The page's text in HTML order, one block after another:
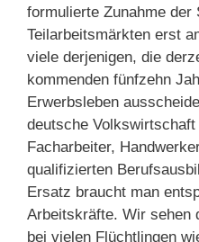
formulierte Zunahme der
Teilarbeitsmärkten erst
viele derjenigen, die
kommenden fünfzehn
Erwerbsleben
deutsche
Facharbeiter,
qualifizierten
Ersatz braucht man
Arbeitskräfte. Wir sehen
bei vielen Flüchtlingen